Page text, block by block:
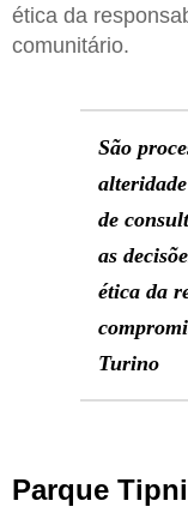
ética da
comunitário.
São
de
as
ética da
Turino
Parque